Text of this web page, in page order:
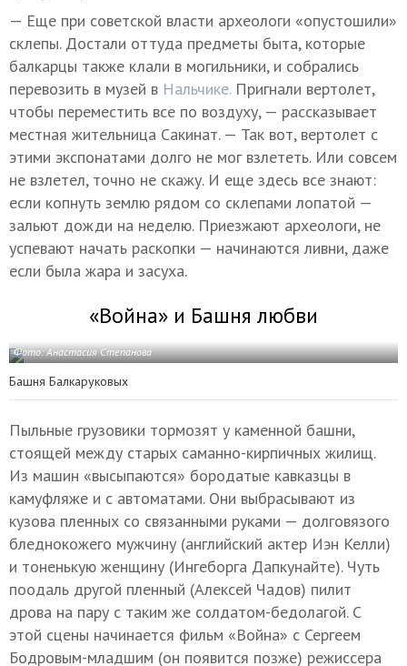
— Еще при советской власти археологи «опустошили»
склепы. Достали оттуда предметы быта, которые
балкарцы также клали в могильники, и собрались
перевозить в музей в Нальчике.Пригнали вертолет,
чтобы переместить все по воздуху, — рассказывает
местная жительница Сакинат. — Так вот, вертолет с
этими экспонатами долго не мог взлететь. Или совсем
не взлетел, точно не скажу. И еще здесь все знают:
если копнуть землю рядом со склепами лопатой —
зальют дожди на неделю. Приезжают археологи, не
успевают начать раскопки — начинаются ливни, даже
если была жара и засуха.
«Война» и Башня любви
Фото: Анастасия Степанова
Башня Балкаруковых
Пыльные грузовики тормозят у каменной башни,
стоящей между старых саманно-кирпичных жилищ.
Из машин «высыпаются» бородатые кавказцы в
камуфляже и с автоматами. Они выбрасывают из
кузова пленных со связанными руками — долговязого
бледнокожего мужчину (английский актер Иэн Келли)
и тоненькую женщину (Ингеборга Дапкунайте). Чуть
поодаль другой пленный (Алексей Чадов) пилит
дрова на пару с таким же солдатом-бедолагой. С
этой сцены начинается фильм «Война» с Сергеем
Бодровым-младшим (он появится позже) режиссера